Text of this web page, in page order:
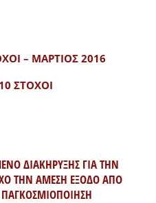
– ΜΑΡΤΙΟΣ 2016
ΣΤΟΧΟΙ
ΔΙΑΚΗΡΥΞΗΣ ΓΙΑ ΤΗΝ
ΤΗΝ ΑΜΕΣΗ ΕΞΟΔΟ ΑΠΟ